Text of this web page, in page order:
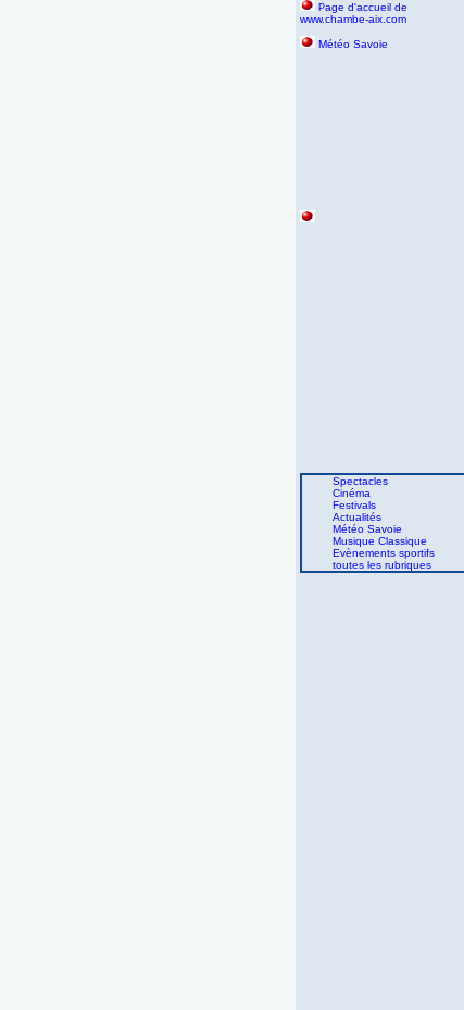
Page d'accueil de
www.chambe-aix.com
Météo Savoie
Spectacles
Cinéma
Festivals
Actualités
Météo Savoie
Musique Classique
Evènements sportifs
toutes les rubriques